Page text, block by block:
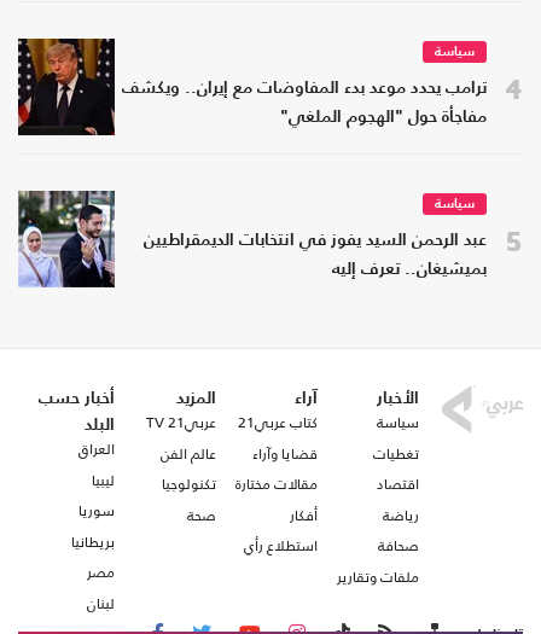
4
سياسة
ترامب يحدد موعد بدء المفاوضات مع إيران.. ويكشف
مفاجأة حول "الهجوم الملغي"
5
سياسة
عبد الرحمن السيد يفوز في انتخابات الديمقراطيين
بميشيغان.. تعرف إليه
الأخبار
سياسة
تغطيات
اقتصاد
رياضة
صحافة
ملفات وتقارير
آراء
كتاب عربي21
قضايا وآراء
مقالات مختارة
أفكار
استطلاع رأي
المزيد
عربي21 TV
عالم الفن
تكنولوجيا
صحة
أخبار حسب
البلد
العراق
ليبيا
سوريا
بريطانيا
مصر
لبنان